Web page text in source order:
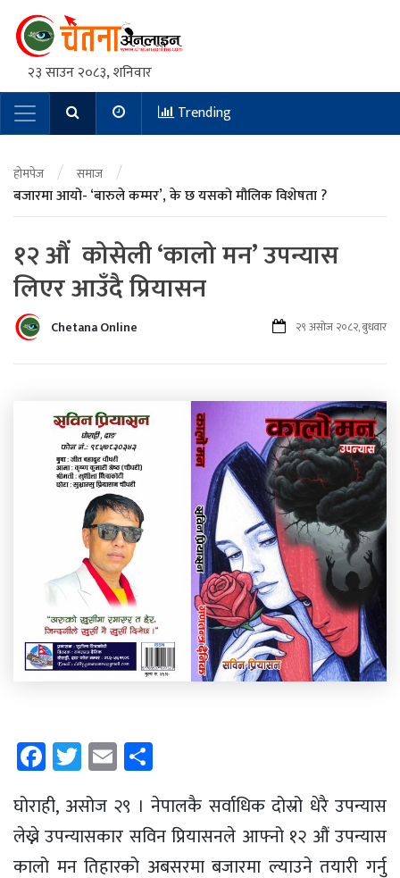
२३ साउन २०८३, शनिवार
Main NavigationTrending
होमपेज / समाज /
बजारमा आयो- ‘बारुले कम्मर’, के छ यसको मौलिक विशेषता ?
१२ औं कोसेली ‘कालो मन’ उपन्यास
लिएर आउँदै प्रियासन
Chetana Online २९ असोज २०८२, बुधवार
Facebook
Twitter
Email
घोराही, असोज २९ । नेपालकै सर्वाधिक दोस्रो धेरै उपन्यास
लेख्ने उपन्यासकार सविन प्रियासनले आफ्नो १२ औं उपन्यास
कालो मन तिहारको अबसरमा बजारमा ल्याउने तयारी गर्नु